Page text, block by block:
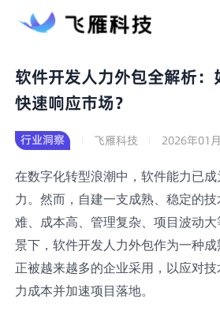
软件开发人力外包全解析：
快速响应市场？
行业洞察 飞雁科技 2026年01
在数字化转型浪潮中，软件能力已
力。然而，自建一支成熟、稳定的
难、成本高、管理复杂、项目波动
景下，软件开发人力外包作为一种成
正被越来越多的企业采用，以应对技
力成本并加速项目落地。